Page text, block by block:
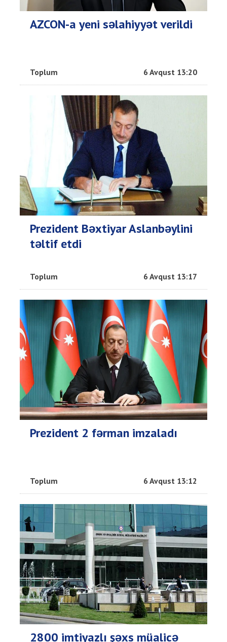
AZCON-a yeni səlahiyyət verildi
Toplum 6 Avqust 13:20
Prezident Bəxtiyar Aslanbəylini
təltif etdi
Toplum 6 Avqust 13:17
Prezident 2 fərman imzaladı
Toplum 6 Avqust 13:12
2800 imtiyazlı şəxs müalicə